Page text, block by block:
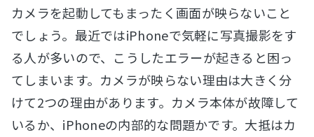
カメラを起動してもまったく画面が映らないこと
でしょう。最近ではiPhoneで気軽に写真撮影をす
る人が多いので、こうしたエラーが起きると困っ
てしまいます。カメラが映らない理由は大きく分
けて2つの理由があります。カメラ本体が故障して
いるか、iPhoneの内部的な問題かです。大抵はカ